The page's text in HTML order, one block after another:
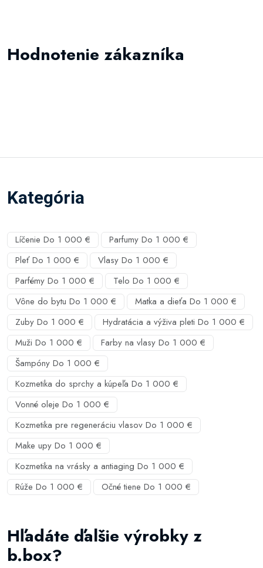
Hodnotenie zákazníka
Kategória
Líčenie Do 1 000 €
Parfumy Do 1 000 €
Pleť Do 1 000 €
Vlasy Do 1 000 €
Parfémy Do 1 000 €
Telo Do 1 000 €
Vône do bytu Do 1 000 €
Matka a dieťa Do 1 000 €
Zuby Do 1 000 €
Hydratácia a výživa pleti Do 1 000 €
Muži Do 1 000 €
Farby na vlasy Do 1 000 €
Šampóny Do 1 000 €
Kozmetika do sprchy a kúpeľa Do 1 000 €
Vonné oleje Do 1 000 €
Kozmetika pre regeneráciu vlasov Do 1 000 €
Make upy Do 1 000 €
Kozmetika na vrásky a antiaging Do 1 000 €
Rúže Do 1 000 €
Očné tiene Do 1 000 €
Hľadáte ďalšie výrobky z
b.box?